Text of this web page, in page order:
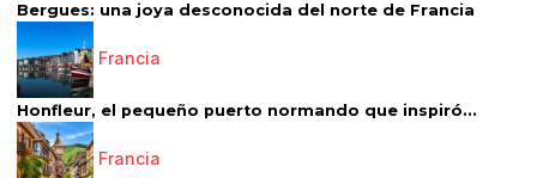
Bergues: una joya desconocida del norte de Francia
Francia
Honfleur, el pequeño puerto normando que inspiró...
Francia